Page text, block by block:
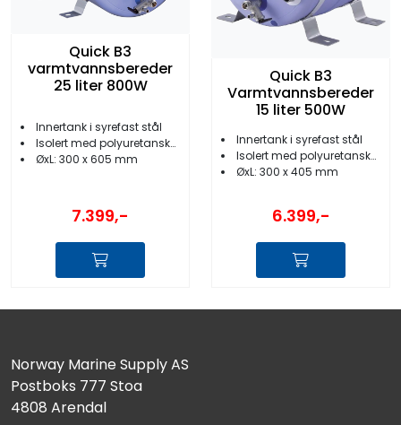
Quick B3
varmtvannsbereder
25 liter 800W
Innertank i syrefast stål
Isolert med polyuretanskum
ØxL: 300 x 605 mm
7.399,-
Quick B3
Varmtvannsbereder
15 liter 500W
Innertank i syrefast stål
Isolert med polyuretanskum
ØxL: 300 x 405 mm
6.399,-
Norway Marine Supply AS
Postboks 777 Stoa
4808 Arendal